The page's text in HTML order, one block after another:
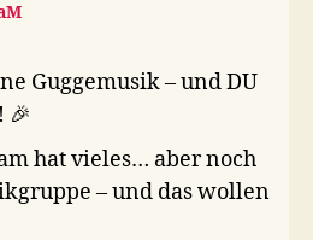
Guggemusik – und DU
🎉
hat vieles… aber noch
– und das wollen